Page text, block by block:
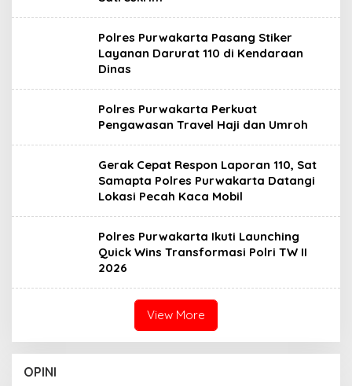
Polres Purwakarta Pasang Stiker
Layanan Darurat 110 di Kendaraan
Dinas
Polres Purwakarta Perkuat
Pengawasan Travel Haji dan Umroh
Gerak Cepat Respon Laporan 110, Sat
Samapta Polres Purwakarta Datangi
Lokasi Pecah Kaca Mobil
Polres Purwakarta Ikuti Launching
Quick Wins Transformasi Polri TW II
2026
View More
OPINI